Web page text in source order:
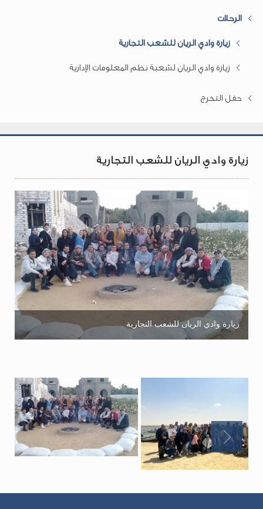
الرحلات
زيارة وادي الريان للشعب التجارية
زيارة وادي الريان لشعبة نظم المعلومات الإدارية
حفل التخرج
زيارة وادي الريان للشعب التجارية
زيارة وادي الريان للشعب التجارية